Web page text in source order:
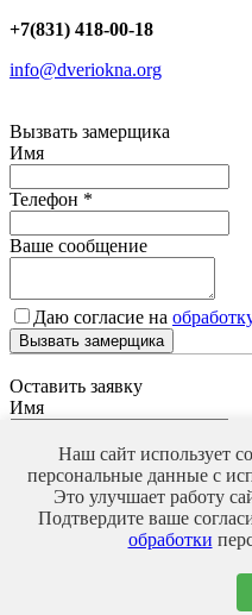
+7(831) 418-00-18
info@dveriokna.org
Вызвать замерщика
Имя
Телефон *
Ваше сообщение
Даю согласие на
Вызвать замерщика
Оставить заявку
Имя
Телефон*
Ваше сообщение
Наш сайт использует
персональные данные с
Это улучшает работу
Подтвердите ваше
обработки